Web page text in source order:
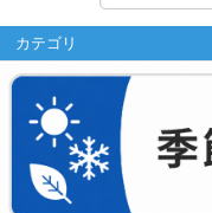
カテゴリ